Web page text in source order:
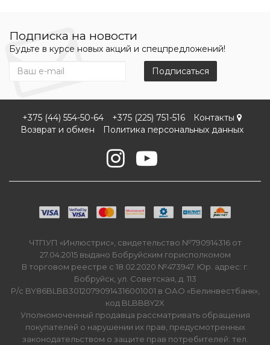
Подписка на новости
Будьте в курсе новых акций и спецпредложений!
Подписаться
+375 (44) 554-50-64 +375 (225) 751-516
Контакты
Возврат и обмен
Политика персональных данных
ЧТПУП «Инлюстрис», свидетельство №790914316 от
27.04.2015 выдано Бобруйским горисполкомом
В торговом реестре с 18.02.2020 №473947. Юр. адрес: г.
Бобруйск, ул. Советская, д. 113
Р/с BY86BLBB30120790914316001001 в ОАО «Белинвестбанк»,
код BLBBBY2X
Уполномоченный продавца рассматривать обращения
покупателей о нарушении их прав, предусмотренных
законодательством о защите прав потребителей: тел.